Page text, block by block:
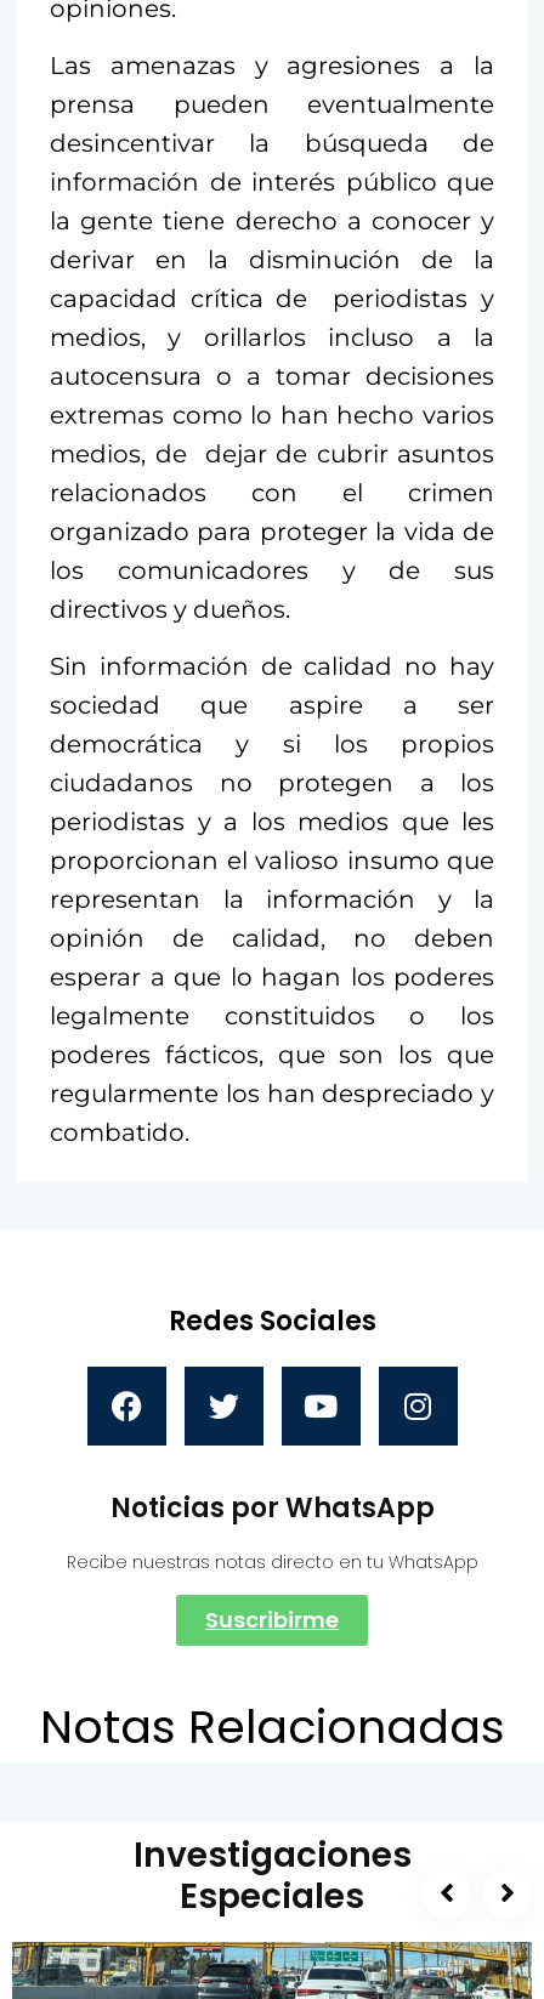
opiniones.
Las amenazas y agresiones a la
prensa pueden eventualmente
desincentivar la búsqueda de
información de interés público que
la gente tiene derecho a conocer y
derivar en la disminución de la
capacidad crítica de periodistas y
medios, y orillarlos incluso a la
autocensura o a tomar decisiones
extremas como lo han hecho varios
medios, de dejar de cubrir asuntos
relacionados con el crimen
organizado para proteger la vida de
los comunicadores y de sus
directivos y dueños.
Sin información de calidad no hay
sociedad que aspire a ser
democrática y si los propios
ciudadanos no protegen a los
periodistas y a los medios que les
proporcionan el valioso insumo que
representan la información y la
opinión de calidad, no deben
esperar a que lo hagan los poderes
legalmente constituidos o los
poderes fácticos, que son los que
regularmente los han despreciado y
combatido.
Redes Sociales
Noticias por WhatsApp
Recibe nuestras notas directo en tu WhatsApp
Suscribirme
Notas Relacionadas
Investigaciones
Especiales